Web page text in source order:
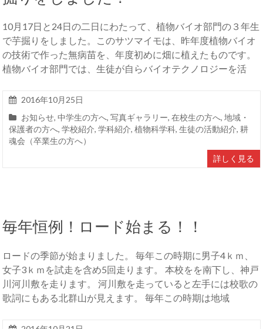
10月17日と24日の二日にわたって、植物バイオ部門の３年生
で芋掘りをしました。このサツマイモは、昨年度植物バイオ
の技術で作った無病苗を、年度初めに畑に植えたものです。
植物バイオ部門では、生徒が自らバイオテクノロジーを活
2016年10月25日
お知らせ,中学生の方へ,写真ギャラリー,在校生の方へ,地域・
保護者の方へ,学校紹介,学科紹介,植物科学科,生徒の活動紹介,耕
魂会（卒業生の方へ）
詳しく見る
毎年恒例！ロード始まる！！
ロードの季節が始まりました。 毎年この時期に男子4ｋｍ、
女子3ｋｍを試走を含め5回走ります。 本校をを南下し、神戸
川河川敷を走ります。 河川敷を走っていると左手には校歌の
歌詞にもある北群山が見えます。 毎年この時期は地域